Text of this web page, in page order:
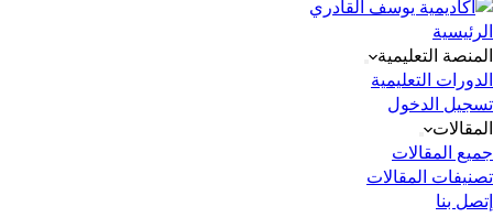
الرئيسية
المنصة التعليمية
الدورات التعليمية
تسجيل الدخول
المقالات
جميع المقالات
تصنيفات المقالات
إتصل بنا